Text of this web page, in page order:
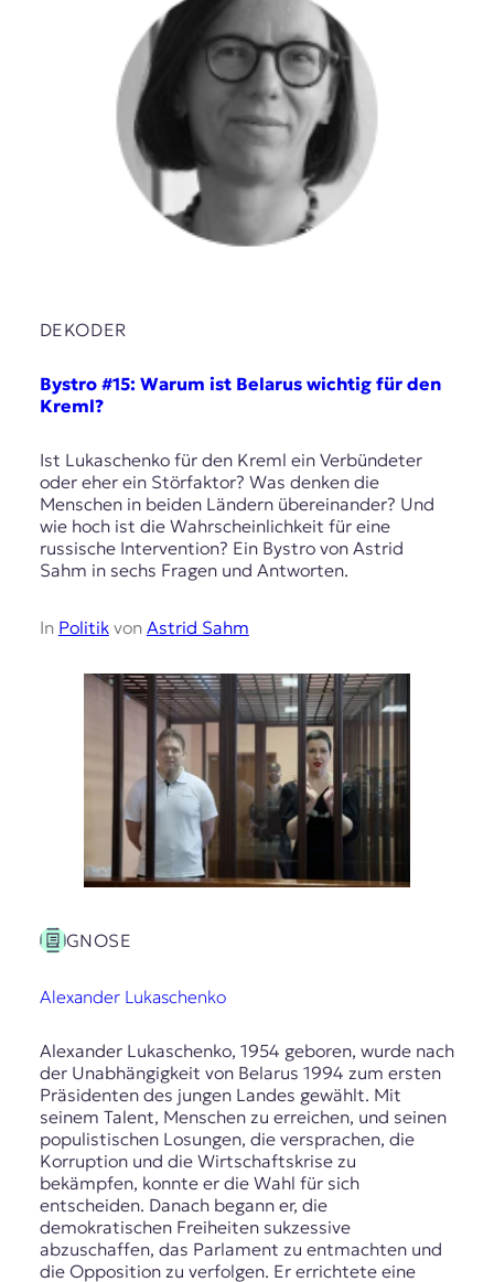
DEKODER
Bystro #15: Warum ist Belarus wichtig für den
Kreml?
Ist Lukaschenko für den Kreml ein Verbündeter
oder eher ein Störfaktor? Was denken die
Menschen in beiden Ländern übereinander? Und
wie hoch ist die Wahrscheinlichkeit für eine
russische Intervention? Ein Bystro von Astrid
Sahm in sechs Fragen und Antworten.
In Politikvon Astrid Sahm
GNOSE
Alexander Lukaschenko
Alexander Lukaschenko, 1954 geboren, wurde nach
der Unabhängigkeit von Belarus 1994 zum ersten
Präsidenten des jungen Landes gewählt. Mit
seinem Talent, Menschen zu erreichen, und seinen
populistischen Losungen, die versprachen, die
Korruption und die Wirtschaftskrise zu
bekämpfen, konnte er die Wahl für sich
entscheiden. Danach begann er, die
demokratischen Freiheiten sukzessive
abzuschaffen, das Parlament zu entmachten und
die Opposition zu verfolgen. Er errichtete eine